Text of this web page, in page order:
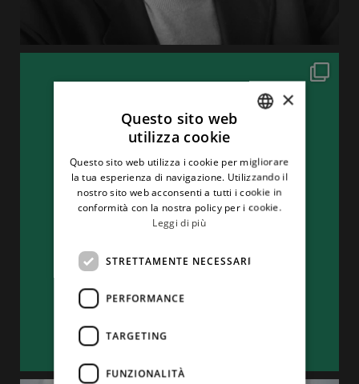
ENGLISH
×
Questo sito web
utilizza cookie
Questo sito web utilizza i cookie per migliorare
la tua esperienza di navigazione. Utilizzando il
nostro sito web acconsenti a tutti i cookie in
conformità con la nostra policy per i cookie.
Leggi di più
STRETTAMENTE NECESSARI
PERFORMANCE
TARGETING
FUNZIONALITÀ